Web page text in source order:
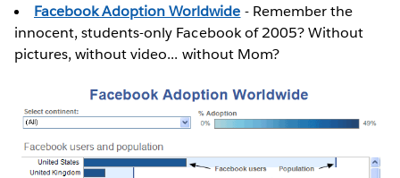
Facebook Adoption Worldwide - Remember the
innocent, students-only Facebook of 2005? Without
pictures, without video... without Mom?